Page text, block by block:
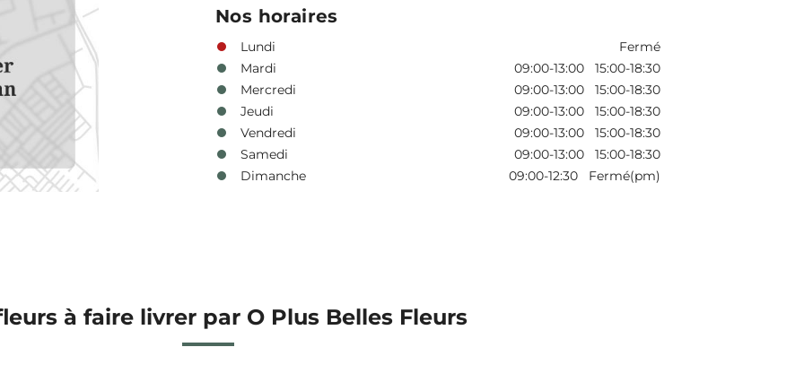
Nos horaires
Lundi
Fermé
Mardi
09:00-13:00 15:00-18:30
Mercredi
09:00-13:00 15:00-18:30
Jeudi
09:00-13:00 15:00-18:30
Vendredi
09:00-13:00 15:00-18:30
Samedi
09:00-13:00 15:00-18:30
Dimanche
09:00-12:30 Fermé(pm)
à faire livrer par O Plus Belles Fleurs